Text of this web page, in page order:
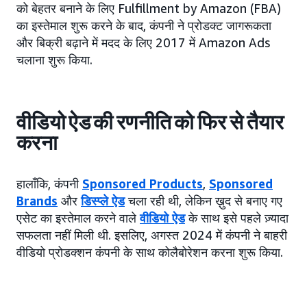
को बेहतर बनाने के लिए Fulfillment by Amazon (FBA)
का इस्तेमाल शुरू करने के बाद, कंपनी ने प्रोडक्ट जागरूकता
और बिक्री बढ़ाने में मदद के लिए 2017 में Amazon Ads
चलाना शुरू किया.
वीडियो ऐड की रणनीति को फिर से तैयार
करना
हालाँकि, कंपनी Sponsored Products, Sponsored
Brands औरडिस्प्ले ऐडचला रही थी, लेकिन ख़ुद से बनाए गए
एसेट का इस्तेमाल करने वालेवीडियो ऐडके साथ इसे पहले ज़्यादा
सफलता नहीं मिली थी. इसलिए, अगस्त 2024 में कंपनी ने बाहरी
वीडियो प्रोडक्शन कंपनी के साथ कोलैबोरेशन करना शुरू किया.